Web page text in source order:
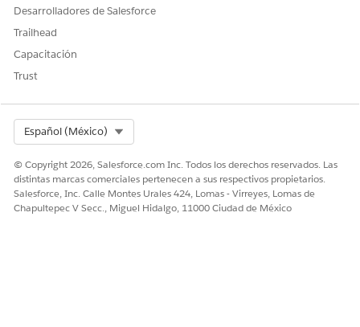
Desarrolladores de Salesforce
Trailhead
Capacitación
Trust
Español (México)
© Copyright 2026, Salesforce.com Inc. Todos los derechos reservados. Las
distintas marcas comerciales pertenecen a sus respectivos propietarios.
Salesforce, Inc. Calle Montes Urales 424, Lomas - Virreyes, Lomas de
Chapultepec V Secc., Miguel Hidalgo, 11000 Ciudad de México